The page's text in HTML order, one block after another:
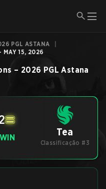
PGL ASTANA
MAY 15, 2026
– 2026 PGL Astana
WIN Tea
Classificação #3